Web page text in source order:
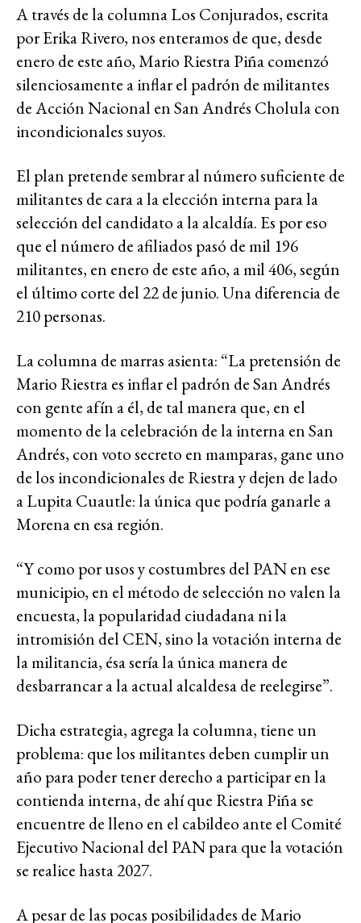
A través de la columna Los Conjurados, escrita
por Erika Rivero, nos enteramos de que, desde
enero de este año, Mario Riestra Piña comenzó
silenciosamente a inflar el padrón de militantes
de Acción Nacional en San Andrés Cholula con
incondicionales suyos.
El plan pretende sembrar al número suficiente de
militantes de cara a la elección interna para la
selección del candidato a la alcaldía. Es por eso
que el número de afiliados pasó de mil 196
militantes, en enero de este año, a mil 406, según
el último corte del 22 de junio. Una diferencia de
210 personas.
La columna de marras asienta: “La pretensión de
Mario Riestra es inflar el padrón de San Andrés
con gente afín a él, de tal manera que, en el
momento de la celebración de la interna en San
Andrés, con voto secreto en mamparas, gane uno
de los incondicionales de Riestra y dejen de lado
a Lupita Cuautle: la única que podría ganarle a
Morena en esa región.
“Y como por usos y costumbres del PAN en ese
municipio, en el método de selección no valen la
encuesta, la popularidad ciudadana ni la
intromisión del CEN, sino la votación interna de
la militancia, ésa sería la única manera de
desbarrancar a la actual alcaldesa de reelegirse”.
Dicha estrategia, agrega la columna, tiene un
problema: que los militantes deben cumplir un
año para poder tener derecho a participar en la
contienda interna, de ahí que Riestra Piña se
encuentre de lleno en el cabildeo ante el Comité
Ejecutivo Nacional del PAN para que la votación
se realice hasta 2027.
A pesar de las pocas posibilidades de Mario